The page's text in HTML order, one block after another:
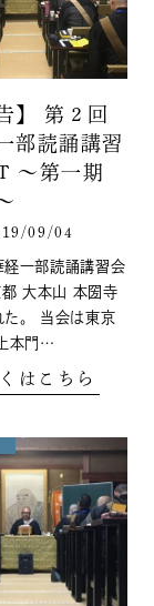
】 第２回
部読誦講習
〜第一期
09/04
経一部読誦講習会
大本山 本圀寺
た。 当会は東京
本門…
はこちら